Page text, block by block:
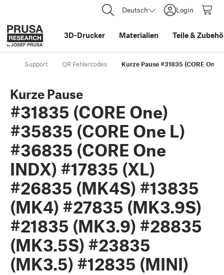
Deutsch Login
3D-Drucker Materialien Teile&
Support QR Fehlercodes Kurze Pause #31835 (CORE
Kurze Pause
#31835 (CORE One)
#35835 (CORE One L)
#36835 (CORE One
INDX) #17835 (XL)
#26835 (MK4S) #13835
(MK4) #27835 (MK3.9S)
#21835 (MK3.9) #28835
(MK3.5S) #23835
(MK3.5) #12835 (MINI)